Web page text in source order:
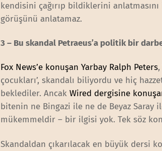
kendisini çağırıp bildiklerini
görüşünü anlatamaz.
3 – Bu skandal Petraeus’a politik bir
Fox News’e konuşan Yarbay Ralph Peters
çocukları’, skandalı biliyordu ve hiç
beklediler. AncakWired dergisine
bitenin ne Bingazi ile ne de Beyaz Saray
mükemmeldir – bir ilgisi yok. Tek söz
Skandaldan çıkarılacak en büyük dersi